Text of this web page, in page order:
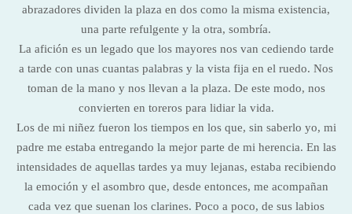
abrazadores dividen la plaza en dos como la misma existencia,
una parte refulgente y la otra, sombría.
La afición es un legado que los mayores nos van cediendo tarde
a tarde con unas cuantas palabras y la vista fija en el ruedo. Nos
toman de la mano y nos llevan a la plaza. De este modo, nos
convierten en toreros para lidiar la vida.
Los de mi niñez fueron los tiempos en los que, sin saberlo yo, mi
padre me estaba entregando la mejor parte de mi herencia. En las
intensidades de aquellas tardes ya muy lejanas, estaba recibiendo
la emoción y el asombro que, desde entonces, me acompañan
cada vez que suenan los clarines. Poco a poco, de sus labios